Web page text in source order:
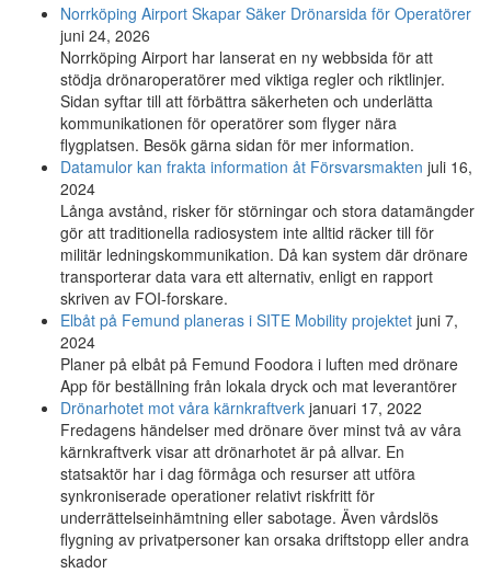
Norrköping Airport Skapar Säker Drönarsida för Operatörer
juni 24, 2026
Norrköping Airport har lanserat en ny webbsida för att
stödja drönaroperatörer med viktiga regler och riktlinjer.
Sidan syftar till att förbättra säkerheten och underlätta
kommunikationen för operatörer som flyger nära
flygplatsen. Besök gärna sidan för mer information.
Datamulor kan frakta information åt Försvars­makten juli 16,
2024
Långa avstånd, risker för störningar och stora datamängder
gör att traditionella radiosystem inte alltid räcker till för
militär ledningskommunikation. Då kan system där drönare
transporterar data vara ett alternativ, enligt en rapport
skriven av FOI-forskare.
Elbåt på Femund planeras i SITE Mobility projektet juni 7,
2024
Planer på elbåt på Femund Foodora i luften med drönare
App för beställning från lokala dryck och mat leverantörer
Drönarhotet mot våra kärnkraftverk januari 17, 2022
Fredagens händelser med drönare över minst två av våra
kärnkraftverk visar att drönarhotet är på allvar. En
statsaktör har i dag förmåga och resurser att utföra
synkroniserade operationer relativt riskfritt för
underrättelseinhämtning eller sabotage. Även vårdslös
flygning av privatpersoner kan orsaka driftstopp eller andra
skador